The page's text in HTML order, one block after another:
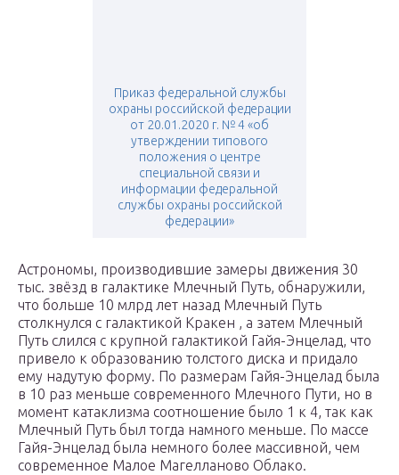
Приказ федеральной службы
охраны российской федерации
от 20.01.2020 г. № 4 «об
утверждении типового
положения о центре
специальной связи и
информации федеральной
службы охраны российской
федерации»
Астрономы, производившие замеры движения 30
тыс. звёзд в галактике Млечный Путь, обнаружили,
что больше 10 млрд лет назад Млечный Путь
столкнулся с галактикой Кракен , а затем Млечный
Путь слился с крупной галактикой Гайя-Энцелад, что
привело к образованию толстого диска и придало
ему надутую форму. По размерам Гайя-Энцелад была
в 10 раз меньше современного Млечного Пути, но в
момент катаклизма соотношение было 1 к 4, так как
Млечный Путь был тогда намного меньше. По массе
Гайя-Энцелад была немного более массивной, чем
современное Малое Магелланово Облако.